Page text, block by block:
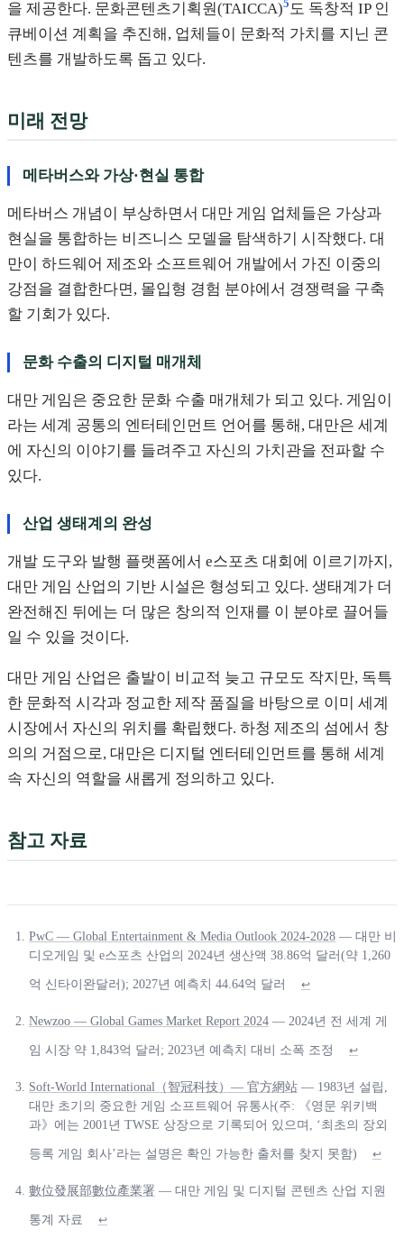
을 제공한다. 문화콘텐츠기획원(TAICCA)5 도 독창적 IP 인
큐베이션 계획을 추진해, 업체들이 문화적 가치를 지닌 콘
텐츠를 개발하도록 돕고 있다.
미래 전망
메타버스와 가상·현실 통합
메타버스 개념이 부상하면서 대만 게임 업체들은 가상과
현실을 통합하는 비즈니스 모델을 탐색하기 시작했다. 대
만이 하드웨어 제조와 소프트웨어 개발에서 가진 이중의
강점을 결합한다면, 몰입형 경험 분야에서 경쟁력을 구축
할 기회가 있다.
문화 수출의 디지털 매개체
대만 게임은 중요한 문화 수출 매개체가 되고 있다. 게임이
라는 세계 공통의 엔터테인먼트 언어를 통해, 대만은 세계
에 자신의 이야기를 들려주고 자신의 가치관을 전파할 수
있다.
산업 생태계의 완성
개발 도구와 발행 플랫폼에서 e스포츠 대회에 이르기까지,
대만 게임 산업의 기반 시설은 형성되고 있다. 생태계가 더
완전해진 뒤에는 더 많은 창의적 인재를 이 분야로 끌어들
일 수 있을 것이다.
대만 게임 산업은 출발이 비교적 늦고 규모도 작지만, 독특
한 문화적 시각과 정교한 제작 품질을 바탕으로 이미 세계
시장에서 자신의 위치를 확립했다. 하청 제조의 섬에서 창
의의 거점으로, 대만은 디지털 엔터테인먼트를 통해 세계
속 자신의 역할을 새롭게 정의하고 있다.
참고 자료
PwC — Global Entertainment & Media Outlook 2024-2028 — 대만 비
디오게임 및 e스포츠 산업의 2024년 생산액 38.86억 달러(약 1,260
억 신타이완달러); 2027년 예측치 44.64억 달러 ↩
Newzoo — Global Games Market Report 2024 — 2024년 전 세계 게
임 시장 약 1,843억 달러; 2023년 예측치 대비 소폭 조정 ↩
Soft-World International（智冠科技）— 官方網站 — 1983년 설립,
대만 초기의 중요한 게임 소프트웨어 유통사(주: 《영문 위키백
과》에는 2001년 TWSE 상장으로 기록되어 있으며, ‘최초의 장외
등록 게임 회사’라는 설명은 확인 가능한 출처를 찾지 못함) ↩
數位發展部數位產業署 — 대만 게임 및 디지털 콘텐츠 산업 지원
통계 자료 ↩